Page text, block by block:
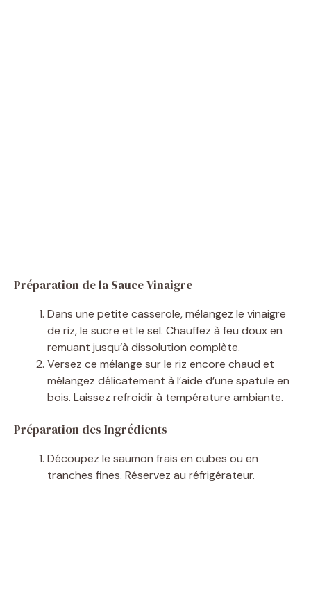
Préparation de la Sauce Vinaigre
Dans une petite casserole, mélangez le vinaigre
de riz, le sucre et le sel. Chauffez à feu doux en
remuant jusqu’à dissolution complète.
Versez ce mélange sur le riz encore chaud et
mélangez délicatement à l’aide d’une spatule en
bois. Laissez refroidir à température ambiante.
Préparation des Ingrédients
Découpez le saumon frais en cubes ou en
tranches fines. Réservez au réfrigérateur.